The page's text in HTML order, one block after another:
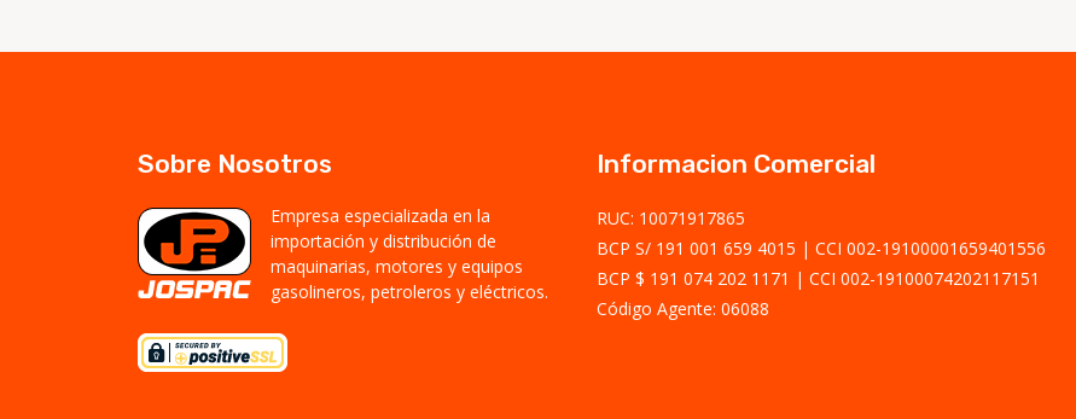
Sobre Nosotros
Empresa especializada en la
importación y distribución de
maquinarias, motores y equipos
gasolineros, petroleros y eléctricos.
Informacion Comercial
RUC: 10071917865
BCP S/ 191 001 659 4015
CCI 002-19100001659401556
BCP $ 191 074 202 1171
CCI 002-19100074202117151
Código Agente: 06088